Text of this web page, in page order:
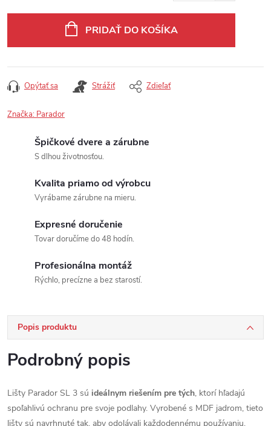
PRIDAŤ DO KOŠÍKA
Opýtať sa Strážiť Zdieľať
Značka: Parador
Špičkové dvere a zárubne
S dlhou životnosťou.
Kvalita priamo od výrobcu
Vyrábame zárubne na mieru.
Expresné doručenie
Tovar doručíme do 48 hodín.
Profesionálna montáž
Rýchlo, precízne a bez starostí.
Popis produktu
Podrobný popis
Lišty Parador SL 3 sú ideálnym riešením pre tých, ktorí hľadajú
spoľahlivú ochranu pre svoje podlahy. Vyrobené s MDF jadrom, tieto
lišty sú navrhnuté tak, aby odolávali každodennému používaniu.